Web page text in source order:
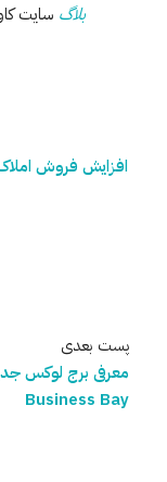
بلاگ سایت
افزایش فروش
پست بعدی
Business Bay